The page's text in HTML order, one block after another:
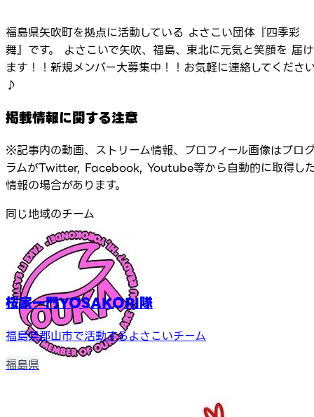
福島県矢吹町を拠点に活動している よさこい団体『四季彩
舞』です。 よさこいで矢吹、福島、東北に元気と笑顔を 届け
ます！！新規メンバー大募集中！！お気軽に連絡してくださ
♪
掲載情報に関する注意
※記事内の動画、ストリーム情報、プロフィール画像はプロ
ラムがTwitter, Facebook, Youtube等から自動的に取得し
情報の場合があります。
同じ地域のチーム
桜家一門YOSAKORI隊
福島県郡山市で活動するよさこいチーム
福島県